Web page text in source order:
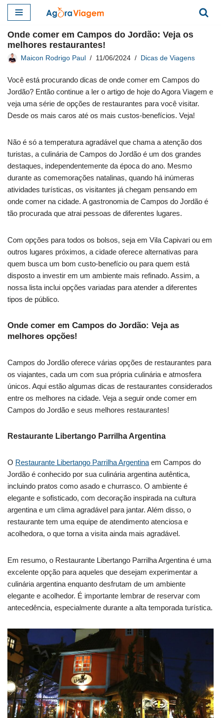
para
o
conteúdo
Onde comer em Campos do Jordão: Veja os
melhores restaurantes!
Maicon Rodrigo Paul 11/06/2024 Dicas de Viagens
Você está procurando dicas de onde comer em Campos do
Jordão? Então continue a ler o artigo de hoje do Agora Viagem e
veja uma série de opções de restaurantes para você visitar.
Desde os mais caros até os mais custos-benefícios. Veja!
Não é só a temperatura agradável que chama a atenção dos
turistas, a culinária de Campos do Jordão é um dos grandes
destaques, independentemente da época do ano. Mesmo
durante as comemorações natalinas, quando há inúmeras
atividades turísticas, os visitantes já chegam pensando em
onde comer na cidade. A gastronomia de Campos do Jordão é
tão procurada que atrai pessoas de diferentes lugares.
Com opções para todos os bolsos, seja em Vila Capivari ou em
outros lugares próximos, a cidade oferece alternativas para
quem busca um bom custo-benefício ou para quem está
disposto a investir em um ambiente mais refinado. Assim, a
nossa lista inclui opções variadas para atender a diferentes
tipos de público.
Onde comer em Campos do Jordão: Veja as
melhores opções!
Campos do Jordão oferece várias opções de restaurantes para
os viajantes, cada um com sua própria culinária e atmosfera
únicos. Aqui estão algumas dicas de restaurantes considerados
entre os melhores na cidade. Veja a seguir onde comer em
Campos do Jordão e seus melhores restaurantes!
Restaurante Libertango Parrilha Argentina
O Restaurante Libertango Parrilha Argentina em Campos do
Jordão é conhecido por sua culinária argentina autêntica,
incluindo pratos como asado e churrasco. O ambiente é
elegante e sofisticado, com decoração inspirada na cultura
argentina e um clima agradável para jantar. Além disso, o
restaurante tem uma equipe de atendimento atenciosa e
acolhedora, o que torna a visita ainda mais agradável.
Em resumo, o Restaurante Libertango Parrilha Argentina é uma
excelente opção para aqueles que desejam experimentar a
culinária argentina enquanto desfrutam de um ambiente
elegante e acolhedor. É importante lembrar de reservar com
antecedência, especialmente durante a alta temporada turística.